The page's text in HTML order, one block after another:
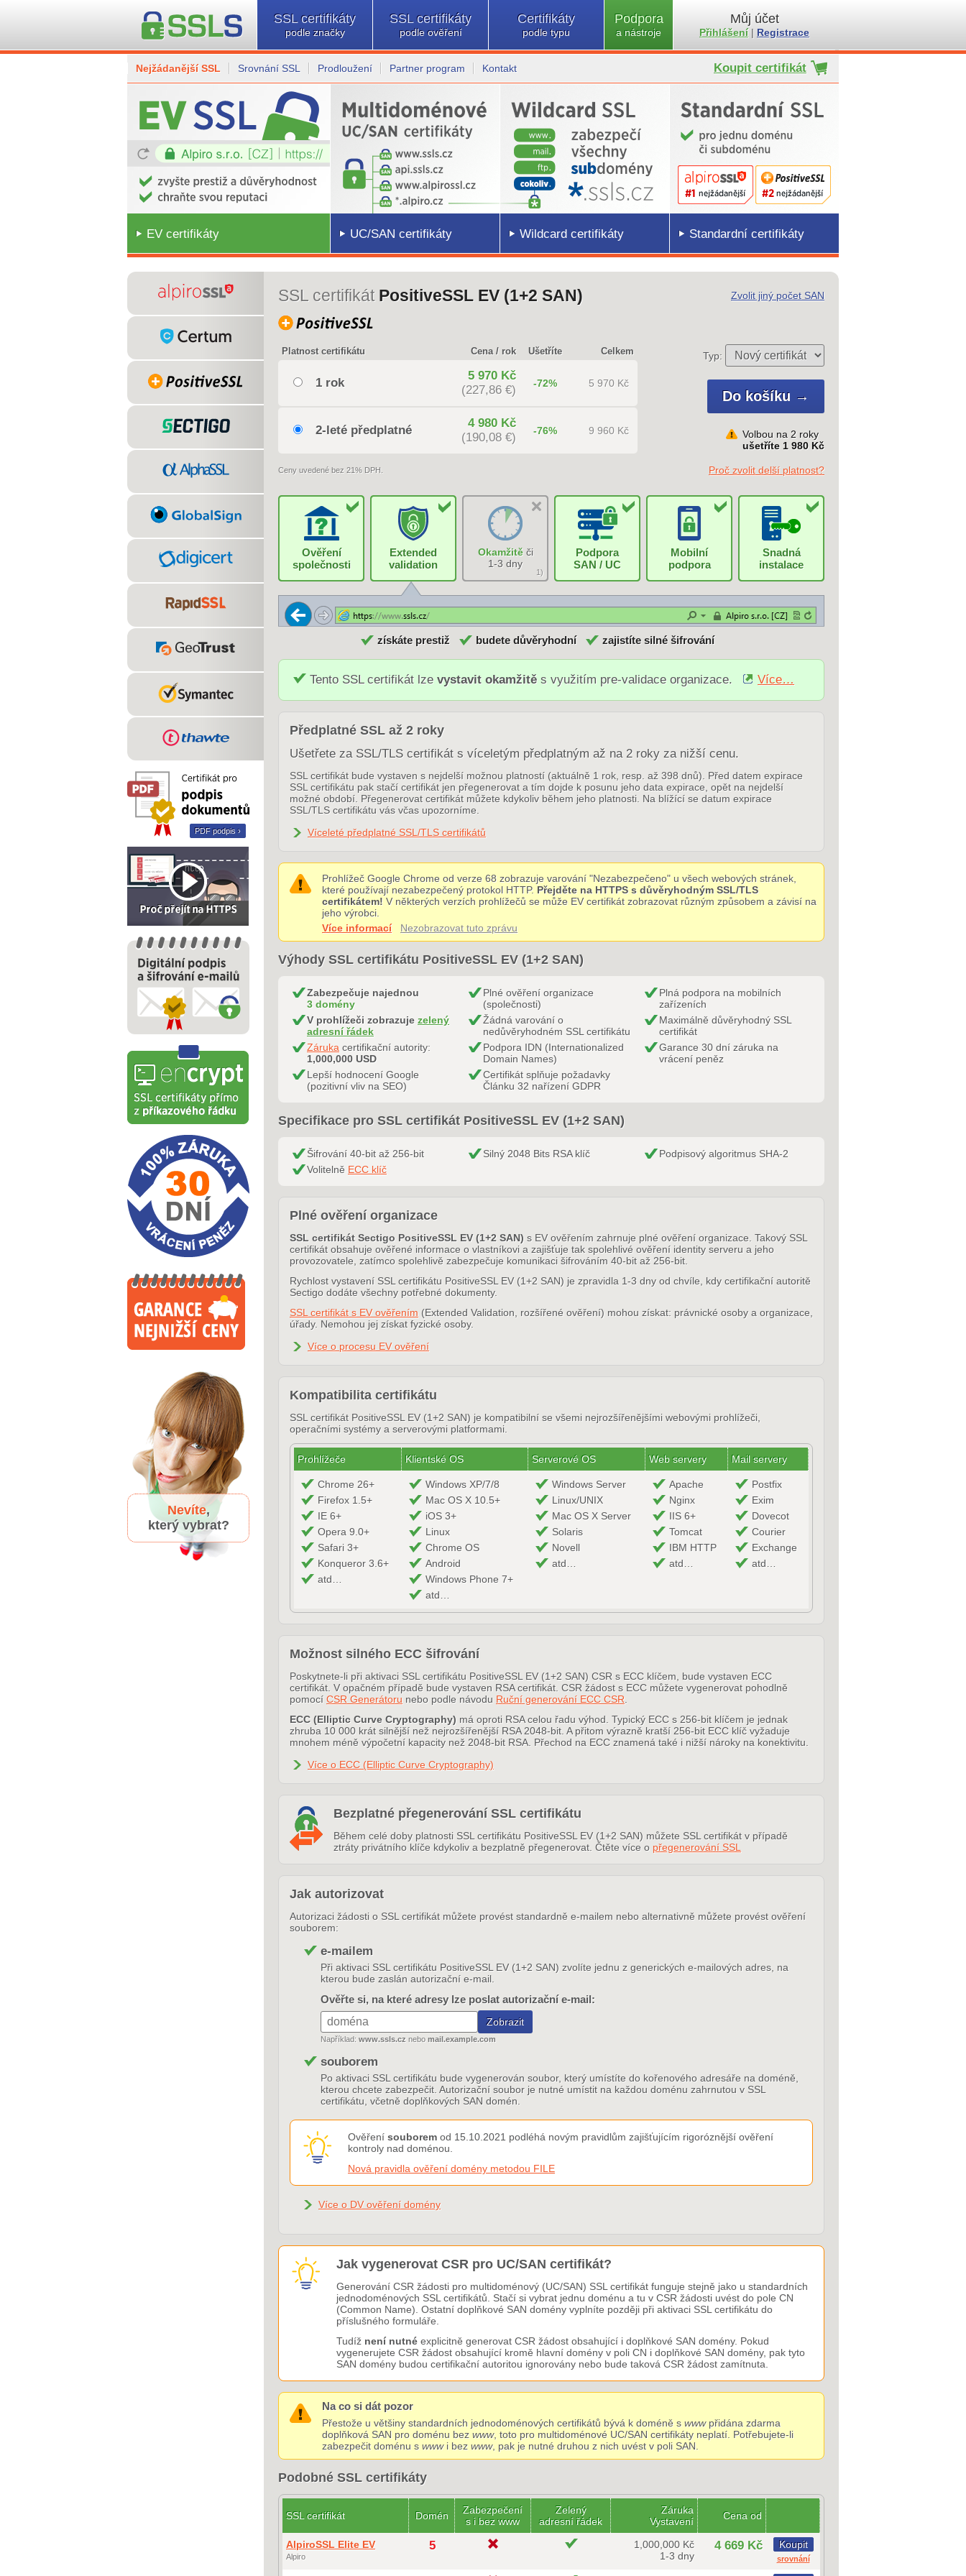
SSL certifikáty
podle značky
SSL certifikáty
podle ověření
Certifikáty
podle typu
Podpora
a nástroje
Můj účet
Přihlášení| Registrace
Nejžádanější SSL Srovnání SSL Prodloužení Partner program Kontakt Koupit certifikát
EV certifikáty UC/SAN certifikáty Wildcard certifikáty Standardní certifikáty
PDF podpis ›
Nevíte,
který vybrat?
Zvolit jiný počet SAN
SSL certifikát PositiveSSL EV (1+2 SAN)
Platnost certifikátu Cena / rok Ušetříte Celkem
1 rok
5 970 Kč
(227,86 €)
-72% 5 970 Kč
2-leté předplatné
4 980 Kč
(190,08 €)
-76% 9 960 Kč
Ceny uvedené bez 21% DPH.
Typ:
Volbou na 2 roky
ušetříte 1 980 Kč
Proč zvolit delší platnost?
Ověření
společnosti
Extended
validation
Okamžitěči
1-3 dny
1)
Podpora
SAN / UC
Mobilní
podpora
Snadná
instalace
získáte prestiž budete důvěryhodní zajistíte silné šifrování
Tento SSL certifikát lze vystavit okamžitěs využitím pre-validace organizace. Více…
Předplatné SSL až 2 roky
Ušetřete za SSL/TLS certifikát s víceletým předplatným až na 2 roky za nižší cenu.
SSL certifikát bude vystaven s nejdelší možnou platností (aktuálně 1 rok, resp. až 398 dnů). Před datem expirace
SSL certifikátu pak stačí certifikát jen přegenerovat a tím dojde k posunu jeho data expirace, opět na nejdelší
možné období. Přegenerovat certifikát můžete kdykoliv během jeho platnosti. Na blížící se datum expirace
SSL/TLS certifikátu vás včas upozorníme.
Víceleté předplatné SSL/TLS certifikátů
Prohlížeč Google Chrome od verze 68 zobrazuje varování "Nezabezpečeno" u všech webových stránek,
které používají nezabezpečený protokol HTTP. Přejděte na HTTPS s důvěryhodným SSL/TLS
certifikátem! V některých verzích prohlížečů se může EV certifikát zobrazovat různým způsobem a závisí na
jeho výrobci.
Více informací
Nezobrazovat tuto zprávu
Výhody SSL certifikátu PositiveSSL EV (1+2 SAN)
Zabezpečuje najednou
3 domény
Plné ověření organizace
(společnosti)
Plná podpora na mobilních
zařízeních
V prohlížeči zobrazuje zelený
adresní řádek
Žádná varování o
nedůvěryhodném SSL certifikátu
Maximálně důvěryhodný SSL
certifikát
Záruka certifikační autority:
1,000,000 USD
Podpora IDN (Internationalized
Domain Names)
Garance 30 dní záruka na
vrácení peněz
Lepší hodnocení Google
(pozitivní vliv na SEO)
Certifikát splňuje požadavky
Článku 32 nařízení GDPR
Specifikace pro SSL certifikát PositiveSSL EV (1+2 SAN)
Šifrování 40-bit až 256-bit Silný 2048 Bits RSA klíč
Podpisový algoritmus SHA-2
Volitelně ECC klíč
Plné ověření organizace
SSL certifikát Sectigo PositiveSSL EV (1+2 SAN) s EV ověřením zahrnuje plné ověření organizace. Takový SSL
certifikát obsahuje ověřené informace o vlastníkovi a zajišťuje tak spolehlivé ověření identity serveru a jeho
provozovatele, zatímco spolehlivě zabezpečuje komunikaci šifrováním 40-bit až 256-bit.
Rychlost vystavení SSL certifikátu PositiveSSL EV (1+2 SAN) je zpravidla 1-3 dny od chvíle, kdy certifikační autoritě
Sectigo dodáte všechny potřebné dokumenty.
SSL certifikát s EV ověřením (Extended Validation, rozšířené ověření) mohou získat: právnické osoby a organizace,
úřady. Nemohou jej získat fyzické osoby.
Více o procesu EV ověření
Kompatibilita certifikátu
SSL certifikát PositiveSSL EV (1+2 SAN) je kompatibilní se všemi nejrozšířenějšími webovými prohlížeči,
operačními systémy a serverovými platformami.
Prohlížeče Klientské OS Serverové OS Web servery Mail servery
Chrome 26+
Firefox 1.5+
IE 6+
Opera 9.0+
Safari 3+
Konqueror 3.6+
atd…
Windows XP/7/8
Mac OS X 10.5+
iOS 3+
Linux
Chrome OS
Android
Windows Phone 7+
atd…
Windows Server
Linux/UNIX
Mac OS X Server
Solaris
Novell
atd…
Apache
Nginx
IIS 6+
Tomcat
IBM HTTP
atd…
Postfix
Exim
Dovecot
Courier
Exchange
atd…
Možnost silného ECC šifrování
Poskytnete-li při aktivaci SSL certifikátu PositiveSSL EV (1+2 SAN) CSR s ECC klíčem, bude vystaven ECC
certifikát. V opačném případě bude vystaven RSA certifikát. CSR žádost s ECC můžete vygenerovat pohodlně
pomocí CSR Generátoru nebo podle návodu Ruční generování ECC CSR
ECC (Elliptic Curve Cryptography) má oproti RSA celou řadu výhod. Typický ECC s 256-bit klíčem je jednak
zhruba 10 000 krát silnější než nejrozšířenější RSA 2048-bit. A přitom výrazně kratší 256-bit ECC klíč vyžaduje
mnohem méně výpočetní kapacity než 2048-bit RSA. Přechod na ECC znamená také i nižší nároky na konektivitu.
Více o ECC (Elliptic Curve Cryptography)
Bezplatné přegenerování SSL certifikátu
Během celé doby platnosti SSL certifikátu PositiveSSL EV (1+2 SAN) můžete SSL certifikát v případě
ztráty privátního klíče kdykoliv a bezplatně přegenerovat. Čtěte více o přegenerování SSL
Jak autorizovat
Autorizaci žádosti o SSL certifikát můžete provést standardně e-mailem nebo alternativně můžete provést ověření
souborem:
e-mailem
Při aktivaci SSL certifikátu PositiveSSL EV (1+2 SAN) zvolíte jednu z generických e-mailových adres, na
kterou bude zaslán autorizační e-mail.
Ověřte si, na které adresy lze poslat autorizační e-mail:
Například: www.ssls.cz nebo mail.example.com
souborem
Po aktivaci SSL certifikátu bude vygenerován soubor, který umístíte do kořenového adresáře na doméně,
kterou chcete zabezpečit. Autorizační soubor je nutné umístit na každou doménu zahrnutou v SSL
certifikátu, včetně doplňkových SAN domén.
Ověření souborem od 15.10.2021 podléhá novým pravidlům zajišťujícím rigoróznější ověření
kontroly nad doménou.
Nová pravidla ověření domény metodou FILE
Více o DV ověření domény
Jak vygenerovat CSR pro UC/SAN certifikát?
Generování CSR žádosti pro multidoménový (UC/SAN) SSL certifikát funguje stejně jako u standardních
jednodoménových SSL certifikátů. Stačí si vybrat jednu doménu a tu v CSR žádosti uvést do pole CN
(Common Name). Ostatní doplňkové SAN domény vyplníte později při aktivaci SSL certifikátu do
příslušného formuláře.
Tudíž není nutné explicitně generovat CSR žádost obsahující i doplňkové SAN domény. Pokud
vygenerujete CSR žádost obsahující kromě hlavní domény v poli CN i doplňkové SAN domény, pak tyto
SAN domény budou certifikační autoritou ignorovány nebo bude taková CSR žádost zamítnuta.
Na co si dát pozor
Přestože u většiny standardních jednodoménových certifikátů bývá k doméně swwwpřidána zdarma
doplňková SAN pro doménu bez www, toto pro multidoménové UC/SAN certifikáty neplatí. Potřebujete-li
zabezpečit doménu swwwi bez www, pak je nutné druhou z nich uvést v poli SAN.
Podobné SSL certifikáty
SSL certifikát Domén
Zabezpečení
s i bez www
Zelený
adresní řádek
Záruka
Vystavení
Cena od
AlpiroSSL Elite EV
Alpiro
5
1,000,000 Kč
1-3 dny
4 669 Kč Koupit
srovnání